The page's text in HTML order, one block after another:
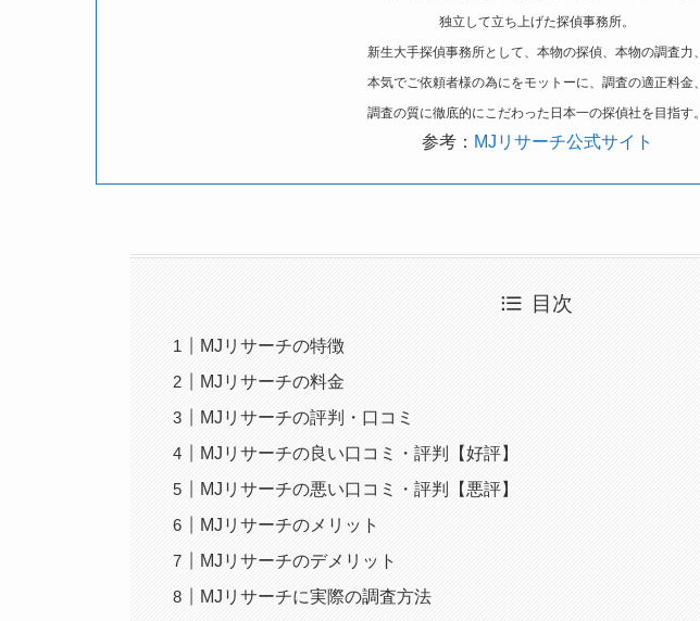
独立して立ち上げた探偵事務所。
新生大手探偵事務所として、本物の探偵、本物の調査力、
本気でご依頼者様の為にをモットーに、調査の適正料金、
調査の質に徹底的にこだわった日本一の探偵社を目指す。
参考： MJリサーチ公式サイト
目次
MJリサーチの特徴
MJリサーチの料金
MJリサーチの評判・口コミ
MJリサーチの良い口コミ・評判【好評】
MJリサーチの悪い口コミ・評判【悪評】
MJリサーチのメリット
MJリサーチのデメリット
MJリサーチに実際の調査方法